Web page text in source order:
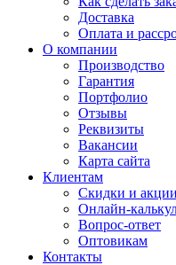
Доставка
Оплата и
О компании
Производство
Гарантия
Портфолио
Отзывы
Реквизиты
Вакансии
Карта сайта
Клиентам
Скидки и акции
Онлайн-
Вопрос-ответ
Оптовикам
Контакты